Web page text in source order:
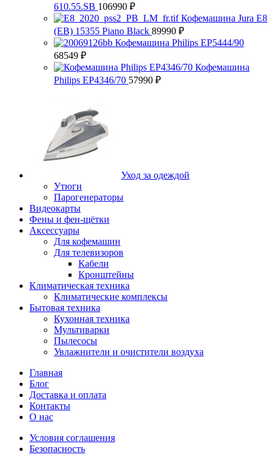
610.55.SB 106990 ₽
Кофемашина Jura E8
(EB) 15355 Piano Black 89990 ₽
Кофемашина Philips EP5444/90
68549 ₽
Кофемашина
Philips EP4346/70 57990 ₽
Уход за одеждой
Утюги
Парогенераторы
Видеокарты
Фены и фен-щётки
Аксессуары
Для кофемашин
Для телевизоров
Кабели
Кронштейны
Климатическая техника
Климатические комплексы
Бытовая техника
Кухонная техника
Мультиварки
Пылесосы
Увлажнители и очистители воздуха
Главная
Блог
Доставка и оплата
Контакты
О нас
Условия соглашения
Безопасность